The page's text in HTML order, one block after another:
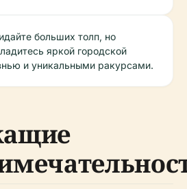
больших толп, но
яркой городской
и уникальными ракурсами.